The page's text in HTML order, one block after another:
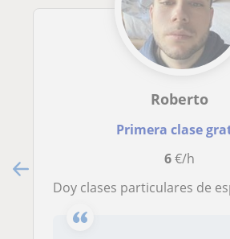
Roberto
Primera clase
6€/h
Doy clases particulares de español para extranjeros. Tengo un nivel alto de inglés y básico de francés además. Paciente y con ganas de enseñar.